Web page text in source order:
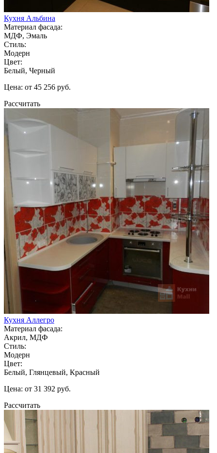
Кухня Альбина
Материал фасада:
МДФ, Эмаль
Стиль:
Модерн
Цвет:
Белый, Черный
Цена: от 45 256 руб.
Рассчитать
Кухня Аллегро
Материал фасада:
Акрил, МДФ
Стиль:
Модерн
Цвет:
Белый, Глянцевый, Красный
Цена: от 31 392 руб.
Рассчитать